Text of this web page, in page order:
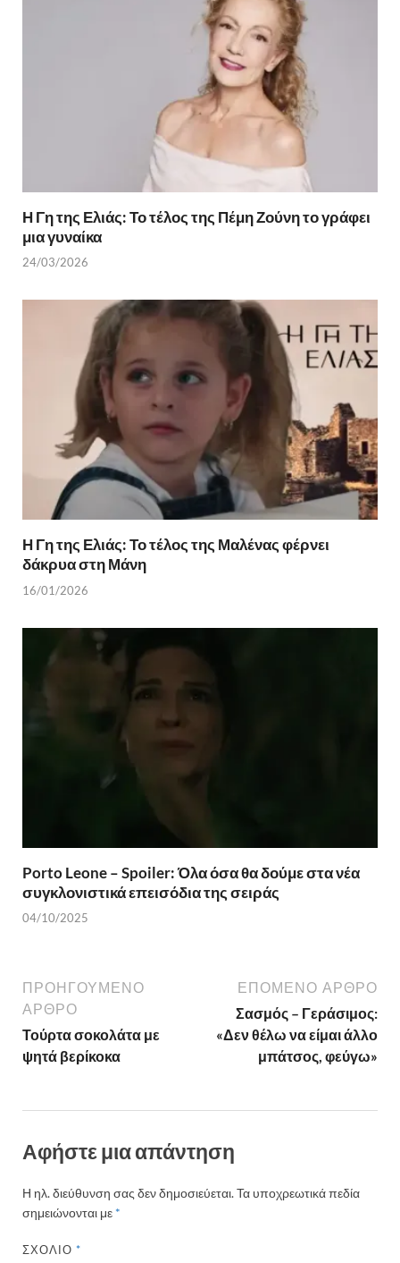
ίτ
ε
Η Γη της Ελιάς: Το τέλος της Πέμη Ζούνη το γράφει
μια γυναίκα
24/03/2026
Η Γη της Ελιάς: Το τέλος της Μαλένας φέρνει
δάκρυα στη Μάνη
16/01/2026
Porto Leone – Spoiler: Όλα όσα θα δούμε στα νέα
συγκλονιστικά επεισόδια της σειράς
04/10/2025
ΠΡΟΗΓΟΎΜΕΝΟ
ΆΡΘΡΟ
Τούρτα σοκολάτα με
ψητά βερίκοκα
ΕΠΌΜΕΝΟ ΆΡΘΡΟ
Σασμός – Γεράσιμος:
«Δεν θέλω να είμαι άλλο
μπάτσος, φεύγω»
Αφήστε μια απάντηση
Η ηλ. διεύθυνση σας δεν δημοσιεύεται.Τα υποχρεωτικά πεδία
σημειώνονται με *
ΣΧΌΛΙΟ*